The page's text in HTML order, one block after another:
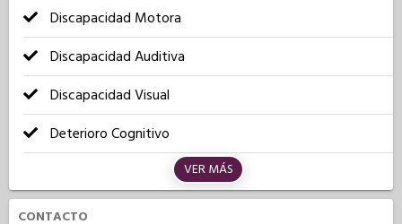
Discapacidad Motora
Discapacidad Auditiva
Discapacidad Visual
Deterioro Cognitivo
VER MÁS
CONTACTO